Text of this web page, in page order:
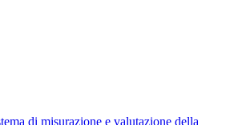
di misurazione e valutazione della